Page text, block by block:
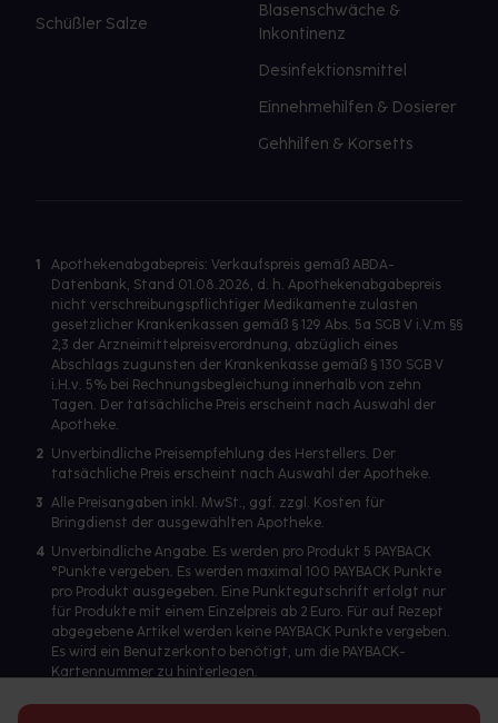
Schüßler Salze
Blasenschwäche &
Inkontinenz
Desinfektionsmittel
Einnehmehilfen & Dosierer
Gehhilfen & Korsetts
1
Apothekenabgabepreis: Verkaufspreis gemäß ABDA-
Datenbank, Stand 01.08.2026, d. h. Apothekenabgabepreis
nicht verschreibungspflichtiger Medikamente zulasten
gesetzlicher Krankenkassen gemäß § 129 Abs. 5a SGB V i.V.m §§
2,3 der Arzneimittelpreisverordnung, abzüglich eines
Abschlags zugunsten der Krankenkasse gemäß § 130 SGB V
i.H.v. 5% bei Rechnungsbegleichung innerhalb von zehn
Tagen. Der tatsächliche Preis erscheint nach Auswahl der
Apotheke.
2 Unverbindliche Preisempfehlung des Herstellers. Der
tatsächliche Preis erscheint nach Auswahl der Apotheke.
3 Alle Preisangaben inkl. MwSt., ggf. zzgl. Kosten für
Bringdienst der ausgewählten Apotheke.
4 Unverbindliche Angabe. Es werden pro Produkt 5 PAYBACK
°Punkte vergeben. Es werden maximal 100 PAYBACK Punkte
pro Produkt ausgegeben. Eine Punktegutschrift erfolgt nur
für Produkte mit einem Einzelpreis ab 2 Euro. Für auf Rezept
abgegebene Artikel werden keine PAYBACK Punkte vergeben.
Es wird ein Benutzerkonto benötigt, um die PAYBACK-
Kartennummer zu hinterlegen.